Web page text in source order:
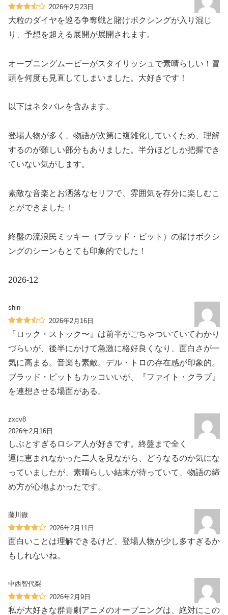
2026年2月23日
大粒のダイヤを巡る争奪戦と賭けボクシングが入り混じ
り、予想を超える展開が展開されます。
オープニングムービーがスタイリッシュで素晴らしい！冒
頭を何度も見直してしまいました。大好きです！
以下はネタバレを含みます。
登場人物が多く、物語が次第に複雑化していくため、理解
するのが難しい部分もありました。半分ほどしか把握でき
ていない気がします。
素敵な音楽とお洒落なセリフで、雰囲気を存分に楽しむこ
とができました！
終盤の流浪民ミッキー（ブラッド・ピット）の賭けボクシ
ングのシーンもとても印象的でした！
2026-12
shin
2026年2月16日
『ロック・ストック〜』は前半がごちゃついていてわかり
づらいが、後半にかけて急激に格好良くなり、面白さが一
気に高まる。音楽も素敵。デル・トロの存在感が印象的。
ブラッド・ピットもカッコいいが、『ファイト・クラブ』
を連想させる場面がある。
zxcv8
2026年2月16日
しぶとすぎるロシア人が好きです。終盤まで全く
運に恵まれなかった二人を見ながら、どうなるのか気にな
っていましたが、素晴らしい結末が待っていて、物語の締
め方が心地よかったです。
藤川徹
2026年2月11日
面白いことは理解できるけど、登場人物が少し多すぎるか
もしれないね。
中西智代梨
2026年2月9日
私が大好きな群青劇アニメのオープニングは、絶対にこの